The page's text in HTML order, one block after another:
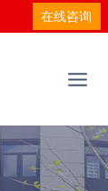
在线咨询